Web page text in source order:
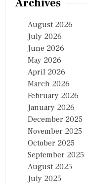
Archives
August 2026
July 2026
June 2026
May 2026
April 2026
March 2026
February 2026
January 2026
December 2025
November 2025
October 2025
September 2025
August 2025
July 2025